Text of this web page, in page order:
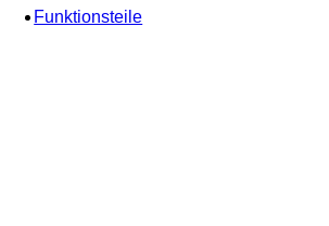
Funktionsteile